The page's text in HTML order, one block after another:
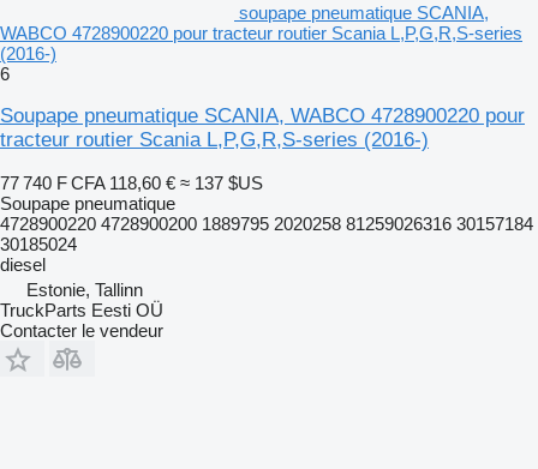
soupape pneumatique SCANIA,
WABCO 4728900220 pour tracteur routier Scania L,P,G,R,S-series
(2016-)
6
Soupape pneumatique SCANIA, WABCO 4728900220 pour
tracteur routier Scania L,P,G,R,S-series (2016-)
77 740 F CFA 118,60 € ≈ 137 $US
Soupape pneumatique
4728900220 4728900200 1889795 2020258 81259026316 30157184
30185024
diesel
Estonie, Tallinn
TruckParts Eesti OÜ
Contacter le vendeur